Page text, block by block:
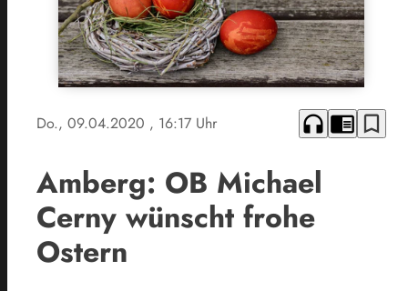
Do., 09.04.2020 , 16:17 Uhr headphones chrome_reader_mode bookmark_border
Amberg: OB Michael
Cerny wünscht frohe
Ostern